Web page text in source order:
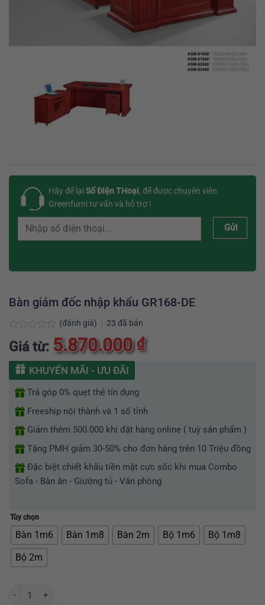
Hãy để lạiSố Điện THoại, để được chuyên viên
Greenfurni tư vấn và hỗ trợ !
Gửi
Bàn giám đốc nhập khẩu GR168-DE
xếp
(đánh giá) 23 đã bán
Giá từ: 5.870.000₫
KHUYẾN MÃI - ƯU ĐÃI
Trả góp 0% quẹt thẻ tín dụng
Freeship nội thành và 1 số tỉnh
Giảm thêm 500.000 khi đặt hàng online ( tuỳ sản phẩm )
Tặng PMH giảm 30-50% cho đơn hàng trên 10 Triệu đồng
Đặc biệt chiết khấu tiền mặt cực sốc khi mua Combo
Sofa - Bàn ăn - Giường tủ - Văn phòng
Tùy chọn
Bàn 1m6 Bàn 1m8 Bàn 2m Bộ 1m6
Bộ 1m8
Bộ 2m